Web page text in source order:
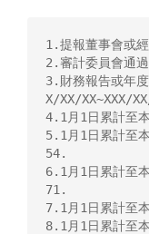
1.提報董事會或
2.審計委員會通
3.財務報告或年
X/XX/XX~XXX/
4.1月1日累計至
5.1月1日累計至
54.
6.1月1日累計至
71.
7.1月1日累計至
8.1月1日累計至